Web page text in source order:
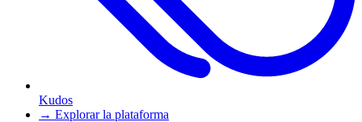
Kudos
→ Explorar la plataforma